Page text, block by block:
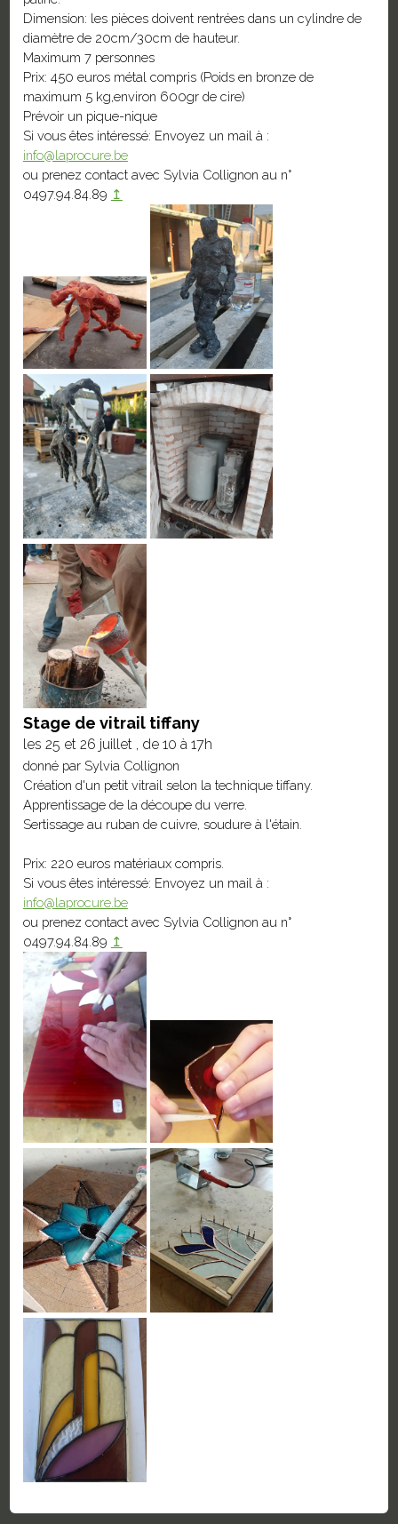
Dimension: les pièces doivent rentrées dans un cylindre de
diamètre de 20cm/30cm de hauteur.
Maximum 7 personnes
Prix: 450 euros métal compris (Poids en bronze de
maximum 5 kg,environ 600gr de cire)
Prévoir un pique-nique
Si vous êtes intéressé: Envoyez un mail à :
info@laprocure.be
ou prenez contact avec Sylvia Collignon au n°
0497.94.84.89 ↥
Stage de vitrail tiffany
les 25 et 26 juillet , de 10 à 17h
donné par Sylvia Collignon
Création d'un petit vitrail selon la technique tiffany.
Apprentissage de la découpe du verre.
Sertissage au ruban de cuivre, soudure à l'étain.
Prix: 220 euros matériaux compris.
Si vous êtes intéressé: Envoyez un mail à :
info@laprocure.be
ou prenez contact avec Sylvia Collignon au n°
0497.94.84.89 ↥